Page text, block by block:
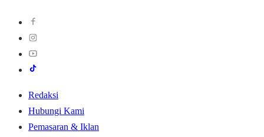
Redaksi
Hubungi Kami
Pemasaran & Iklan